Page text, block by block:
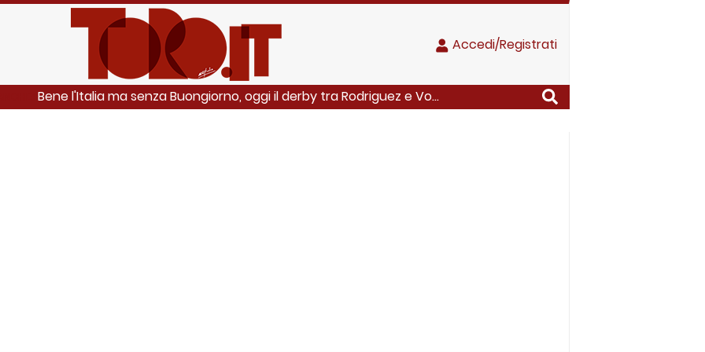
Accedi/Registrati
Bene l'Italia ma senza Buongiorno, oggi il derby tra Rodriguez e Vo...